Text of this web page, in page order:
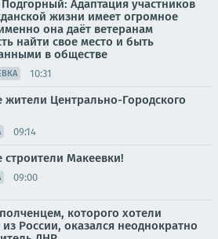
Адаптация участников
жизни имеет огромное
она даёт ветеранам
найти свое место и быть
в обществе
10:31
Центрально-Городского
09:14
Макеевки!
09:00
которого хотели
России, оказался неоднократно